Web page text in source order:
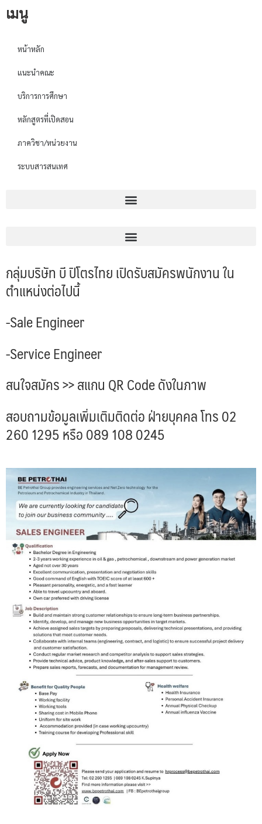
เมนู
หน้าหลัก
แนะนำคณะ
บริการการศึกษา
หลักสูตรที่เปิดสอน
ภาควิชา/หน่วยงาน
ระบบสารสนเทศ
กลุ่มบริษัท บี ปิโตรไทย เปิดรับสมัครพนักงาน ใน
ตำแหน่งต่อไปนี้
-Sale Engineer
-Service Engineer
สนใจสมัคร >> สแกน QR Code ดังในภาพ
สอบถามข้อมูลเพิ่มเติมติดต่อ ฝ่ายบุคคล โทร 02
260 1295 หรือ 089 108 0245